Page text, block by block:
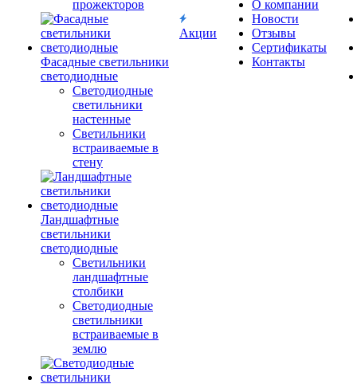
прожекторов
Фасадные светильники
светодиодные
Светодиодные
светильники
настенные
Светильники
встраиваемые в
стену
Ландшафтные
светильники
светодиодные
Светильники
ландшафтные
столбики
Светодиодные
светильники
встраиваемые в
землю
Акции
О компании
Новости
Отзывы
Сертификаты
Контакты